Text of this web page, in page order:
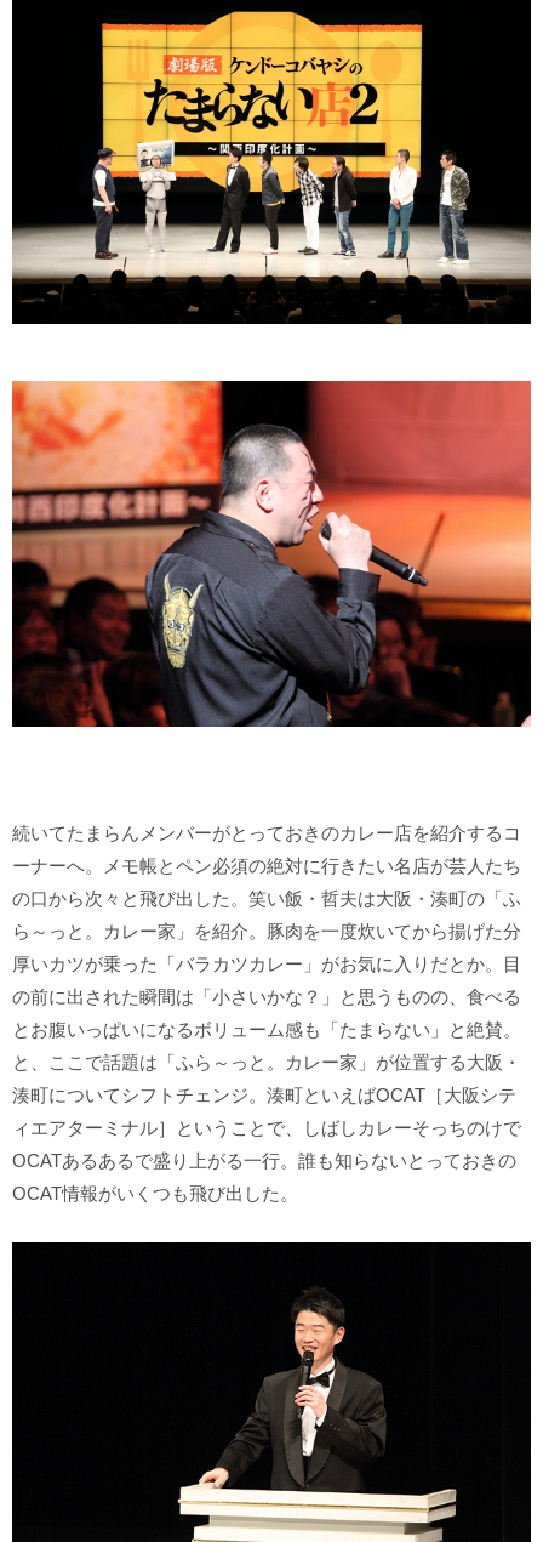
続いてたまらんメンバーがとっておきのカレー店を紹介するコ
ーナーへ。メモ帳とペン必須の絶対に行きたい名店が芸人たち
の口から次々と飛び出した。笑い飯・哲夫は大阪・湊町の「ふ
ら～っと。カレー家」を紹介。豚肉を一度炊いてから揚げた分
厚いカツが乗った「バラカツカレー」がお気に入りだとか。目
の前に出された瞬間は「小さいかな？」と思うものの、食べる
とお腹いっぱいになるボリューム感も「たまらない」と絶賛。
と、ここで話題は「ふら～っと。カレー家」が位置する大阪・
湊町についてシフトチェンジ。湊町といえばOCAT［大阪シテ
ィエアターミナル］ということで、しばしカレーそっちのけで
OCATあるあるで盛り上がる一行。誰も知らないとっておきの
OCAT情報がいくつも飛び出した。